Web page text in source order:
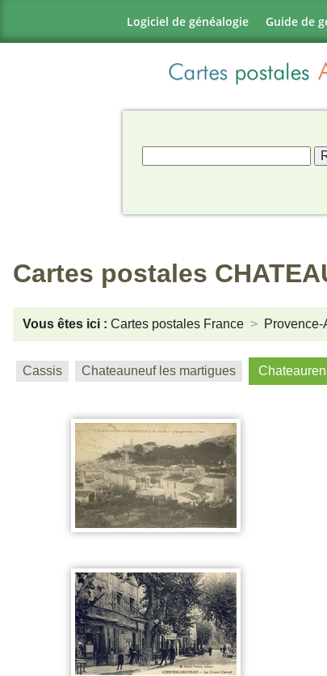
Logiciel de généalogie Guide de
Cartes postales
Vous êtes ici : Cartes postales France
Cassis Chateauneuf les martigues